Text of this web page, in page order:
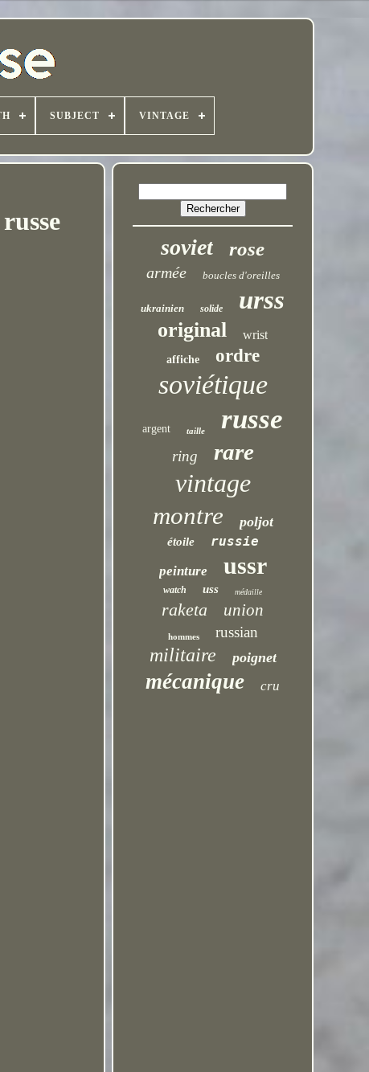
SUBJECT VINTAGE
soviet rose
armée boucles d'oreilles
ukrainien solide urss
original wrist
affiche ordre
soviétique
argent taille russe
ring rare
vintage
montre poljot
étoile
russie
peinture
ussr
watch uss médaille
raketa union
hommes russian
militaire poignet
mécanique cru